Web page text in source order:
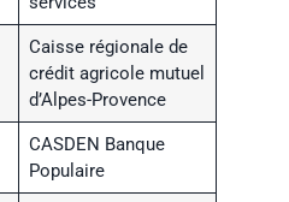
Caisse régionale de
crédit agricole mutuel
d’Alpes-Provence
CASDEN Banque
Populaire